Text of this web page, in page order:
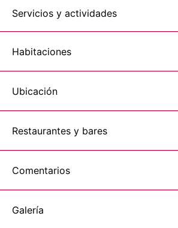
Servicios y actividades
Habitaciones
Ubicación
Restaurantes y bares
Comentarios
Galería